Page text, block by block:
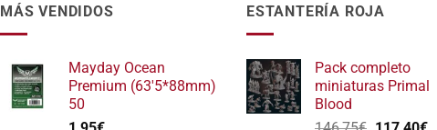
MÁS VENDIDOS
Mayday Ocean
Premium (63'5*88mm)
50
ESTANTERÍA ROJA
Pack completo
miniaturas Primal
Blood
El
El